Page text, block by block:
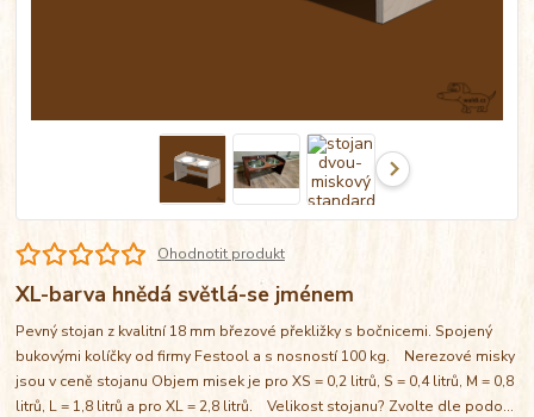
Ohodnotit produkt
XL-barva hnědá světlá-se jménem
Pevný stojan z kvalitní 18 mm březové překližky s bočnicemi. Spojený
bukovými kolíčky od firmy Festool a s nosností 100 kg. Nerezové misky
jsou v ceně stojanu Objem misek je pro XS = 0,2 litrů, S = 0,4 litrů, M = 0,8
litrů, L = 1,8 litrů a pro XL = 2,8 litrů. Velikost stojanu? Zvolte dle podo...